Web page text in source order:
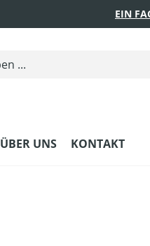
EIN
ÜBER UNS KONTAKT